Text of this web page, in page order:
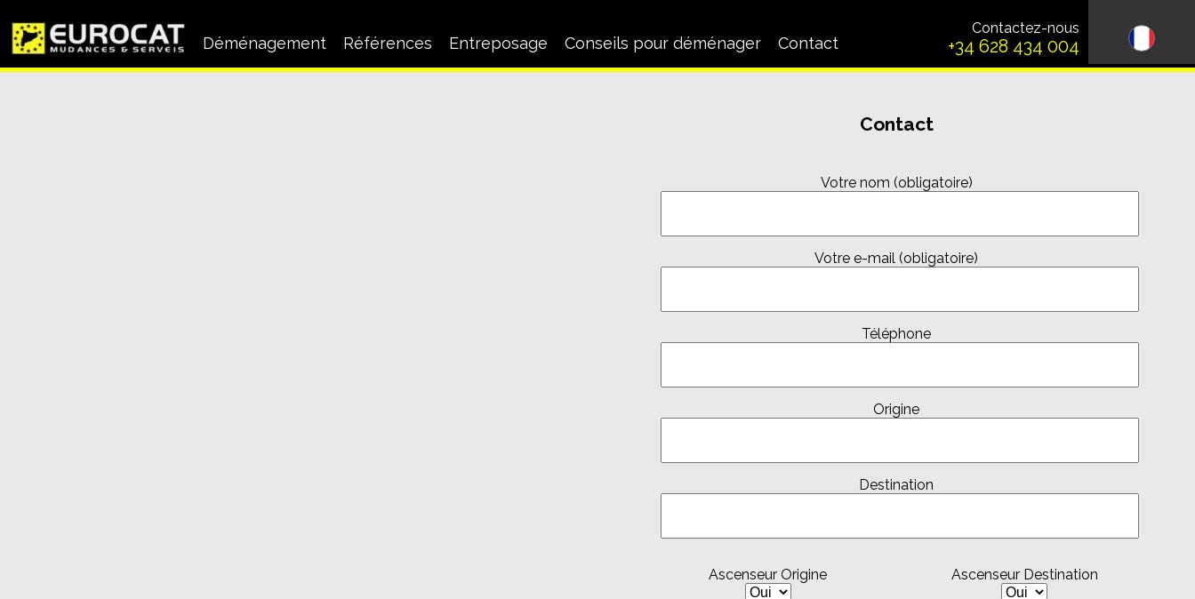
Déménagement
Références Entreposage Conseils pour déménager Contact
Contactez-nous
+34 628 434 004
Contact
Votre nom (obligatoire)
Votre e-mail (obligatoire)
Téléphone
Origine
Destination
Ascenseur Origine Ascenseur Destination